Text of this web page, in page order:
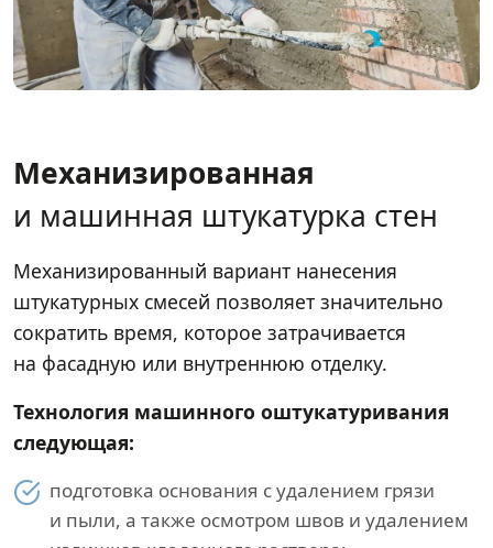
Механизированная
и машинная штукатурка стен
Механизированный вариант нанесения
штукатурных смесей позволяет значительно
сократить время, которое затрачивается
на фасадную или внутреннюю отделку.
Технология машинного оштукатуривания
следующая:
подготовка основания с удалением грязи
и пыли, а также осмотром швов и удалением